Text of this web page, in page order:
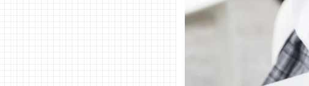
年版】女子